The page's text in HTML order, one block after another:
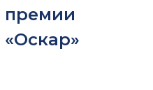
премии
«Оскар»